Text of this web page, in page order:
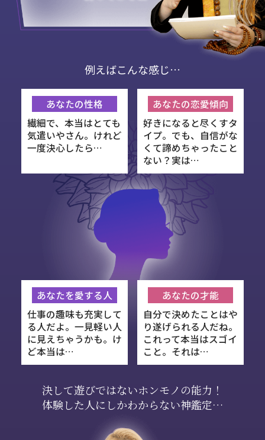
例えばこんな感じ…
あなたの性格
繊細で、本当はとても
気遣いやさん。けれど
一度決心したら…
あなたの恋愛傾向
好きになると尽くすタ
イプ。でも、自信がな
くて諦めちゃったこと
ない？実は…
あなたを愛する人
仕事の趣味も充実して
る人だよ。一見軽い人
に見えちゃうかも。け
ど本当は…
あなたの才能
自分で決めたことはや
り遂げられる人だね。
これって本当はスゴイ
こと。それは…
決して遊びではないホンモノの能力！
体験した人にしかわからない神鑑定…